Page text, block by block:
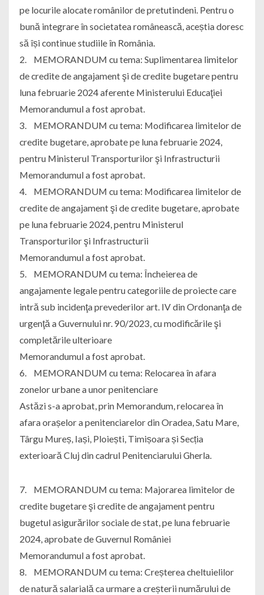
pe locurile alocate românilor de pretutindeni. Pentru o
bună integrare în societatea românească, aceștia doresc
să își continue studiile în România.
2. MEMORANDUM cu tema: Suplimentarea limitelor
de credite de angajament şi de credite bugetare pentru
luna februarie 2024 aferente Ministerului Educaţiei
Memorandumul a fost aprobat.
3. MEMORANDUM cu tema: Modificarea limitelor de
credite bugetare, aprobate pe luna februarie 2024,
pentru Ministerul Transporturilor şi Infrastructurii
Memorandumul a fost aprobat.
4. MEMORANDUM cu tema: Modificarea limitelor de
credite de angajament şi de credite bugetare, aprobate
pe luna februarie 2024, pentru Ministerul
Transporturilor şi Infrastructurii
Memorandumul a fost aprobat.
5. MEMORANDUM cu tema: Încheierea de
angajamente legale pentru categoriile de proiecte care
intră sub incidenţa prevederilor art. IV din Ordonanţa de
urgenţă a Guvernului nr. 90/2023, cu modificările şi
completările ulterioare
Memorandumul a fost aprobat.
6. MEMORANDUM cu tema: Relocarea în afara
zonelor urbane a unor penitenciare
Astăzi s-a aprobat, prin Memorandum, relocarea în
afara orașelor a penitenciarelor din Oradea, Satu Mare,
Târgu Mureș, Iași, Ploiești, Timișoara și Secția
exterioară Cluj din cadrul Penitenciarului Gherla.
7. MEMORANDUM cu tema: Majorarea limitelor de
credite bugetare şi credite de angajament pentru
bugetul asigurărilor sociale de stat, pe luna februarie
2024, aprobate de Guvernul României
Memorandumul a fost aprobat.
8. MEMORANDUM cu tema: Creșterea cheltuielilor
de natură salarială ca urmare a creșterii numărului de